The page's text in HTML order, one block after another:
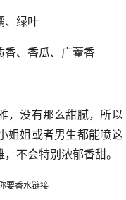
、绿叶
香、香瓜、广藿香
，没有那么甜腻，所以
姐姐或者男生都能喷这
不会特别浓郁香甜。